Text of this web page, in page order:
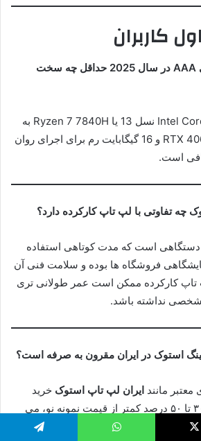
کاربران
1. برای اجرای بازی های AAA در سال 2025 حداقل چه سخت
حداقل یک پردازنده Intel Core i7 نسل 13 یا Ryzen 7 7840H به
همراه کارت گرافیک RTX 4060 و 16 گیگابایت رم برای اجرای روان
است که مدت کوتاهی استفاده
فروشگاه ها بوده و سلامت فنی آن
تاپ کارکرده ممکن است عمر طولانی تری
نداشته باشد.
معتبر مانند ایران لپ تاپ استوک خرید
انجام دهید، با پرداخت ۳۰ تا ۵۰ درصد کمتر از قیمت نمونه نو، می
و ضمانت شده دریافت کنید که تمام بازی